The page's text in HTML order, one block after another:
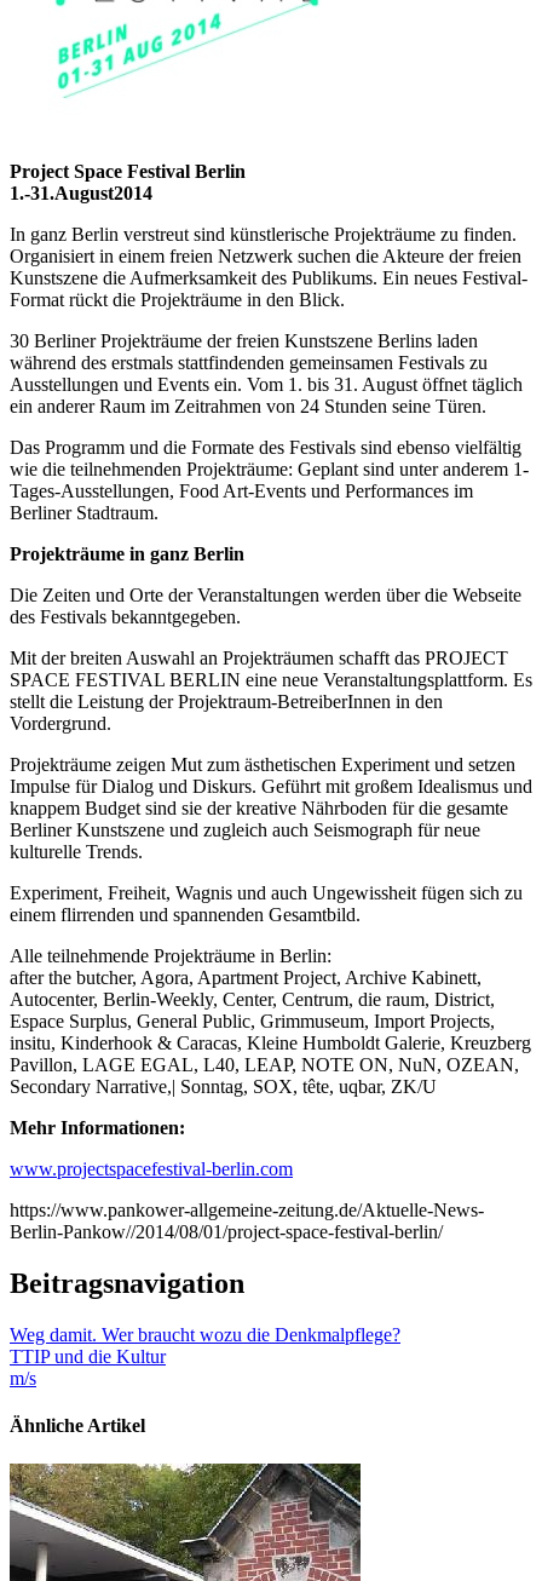
Project Space Festival Berlin
1.-31.August2014
In ganz Berlin verstreut sind künstlerische Projekträume zu finden.
Organisiert in einem freien Netzwerk suchen die Akteure der freien
Kunstszene die Aufmerksamkeit des Publikums. Ein neues Festival-
Format rückt die Projekträume in den Blick.
30 Berliner Projekträume der freien Kunstszene Berlins laden
während des erstmals stattfindenden gemeinsamen Festivals zu
Ausstellungen und Events ein. Vom 1. bis 31. August öffnet täglich
ein anderer Raum im Zeitrahmen von 24 Stunden seine Türen.
Das Programm und die Formate des Festivals sind ebenso vielfältig
wie die teilnehmenden Projekträume: Geplant sind unter anderem 1-
Tages-Ausstellungen, Food Art-Events und Performances im
Berliner Stadtraum.
Projekträume in ganz Berlin
Die Zeiten und Orte der Veranstaltungen werden über die Webseite
des Festivals bekanntgegeben.
Mit der breiten Auswahl an Projekträumen schafft das PROJECT
SPACE FESTIVAL BERLIN eine neue Veranstaltungsplattform. Es
stellt die Leistung der Projektraum-BetreiberInnen in den
Vordergrund.
Projekträume zeigen Mut zum ästhetischen Experiment und setzen
Impulse für Dialog und Diskurs. Geführt mit großem Idealismus und
knappem Budget sind sie der kreative Nährboden für die gesamte
Berliner Kunstszene und zugleich auch Seismograph für neue
kulturelle Trends.
Experiment, Freiheit, Wagnis und auch Ungewissheit fügen sich zu
einem flirrenden und spannenden Gesamtbild.
Alle teilnehmende Projekträume in Berlin:
after the butcher, Agora, Apartment Project, Archive Kabinett,
Autocenter, Berlin-Weekly, Center, Centrum, die raum, District,
Espace Surplus, General Public, Grimmuseum, Import Projects,
insitu, Kinderhook & Caracas, Kleine Humboldt Galerie, Kreuzberg
Pavillon, LAGE EGAL, L40, LEAP, NOTE ON, NuN, OZEAN,
Secondary Narrative,| Sonntag, SOX, tête, uqbar, ZK/U
Mehr Informationen:
www.projectspacefestival-berlin.com
https://www.pankower-allgemeine-zeitung.de/Aktuelle-News-
Berlin-Pankow//2014/08/01/project-space-festival-berlin/
Beitragsnavigation
Weg damit. Wer braucht wozu die Denkmalpflege?
TTIP und die Kultur
m/s
Ähnliche Artikel